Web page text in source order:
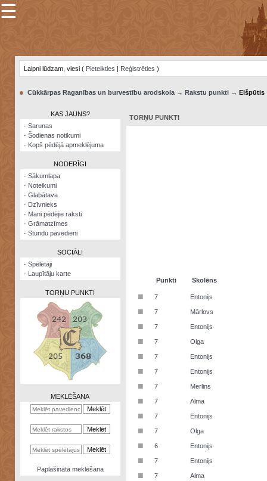
×
Šodienas
notikumi
Visatcera
almanahs
Arhīvs
Zināšanu
kalkulators
Nomētātās
☰
Laipni lūdzam, viesi ( Pieteikties | Reģistrēties )
● Cūkkārpas Raganības un burvestību arodskola→ Rakstu punkti→ Elšpūtis
KAS JAUNS?
· Sarunas
· Šodienas notikumi
· Kopš pēdējā apmeklējuma
NODERĪGI
· Sākumlapa
· Noteikumi
· Glabātava
· Dzīvnieks
· Mani pēdējie raksti
· Grāmatzīmes
· Stundu pavedieni
SOCIĀLI
· Spēlētāji
· Laupītāju karte
TORŅU PUNKTI
MEKLĒŠANA
Paplašinātā meklēšana
TORŅU PUNKTI
Punkti Skolēns
■ 7 Entonijs
■ 7 Mārlovs
■ 7 Entonijs
■ 7 Olga
■ 7 Entonijs
■ 7 Entonijs
■ 7 Merlins
■ 7 Alma
■ 7 Entonijs
■ 7 Olga
■ 6 Entonijs
■ 7 Entonijs
■ 7 Alma